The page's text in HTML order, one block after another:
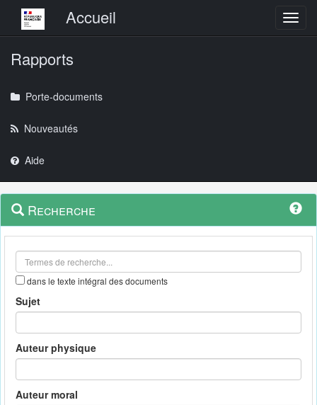
Menu principalAccueil
Rapports
Porte-documents
Nouveautés
Aide
Navigation
outils
Menu
contextuel
Recherche
dans le texte intégral des documents
Sujet
Auteur physique
Auteur moral